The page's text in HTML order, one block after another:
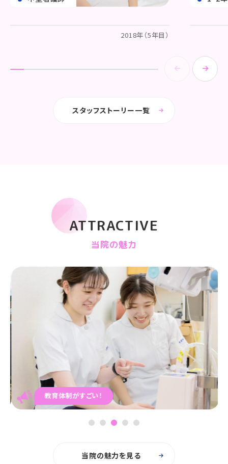
2018年（5年目）
スタッフストーリー一覧
ATTRACTIVE
当院の魅力
教育体制がすごい！
1 2 3 4 5
当院の魅力を見る